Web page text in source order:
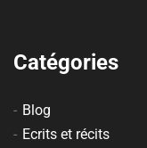
Catégories
Blog
Ecrits et récits